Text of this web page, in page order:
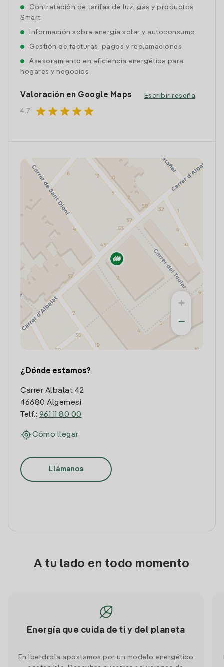
Contratación de tarifas de luz, gas y productos
Smart
Información sobre energía solar y autoconsumo
Gestión de facturas, pagos y reclamaciones
Asesoramiento en eficiencia energética para
hogares y negocios
Valoración en Google Maps
4.7 starstarstarstarstar
Escribir reseña
+
−
¿Dónde estamos?
Carrer Albalat 42
46680 Algemesi
Telf.: 961 11 80 00
Cómo llegar
Llámanos
A tu lado en todo momento
Energía que cuida de ti y del planeta
En Iberdrola apostamos por un modelo energético